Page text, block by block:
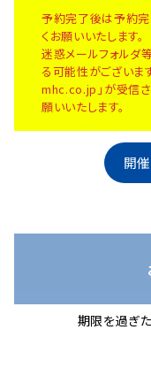
予約完了後は予約完
くお願いいたします。
迷惑メールフォルダ
る可能性がございま
mhc.co.jp」が受信さ
願いいたします。
開
期限を過ぎ